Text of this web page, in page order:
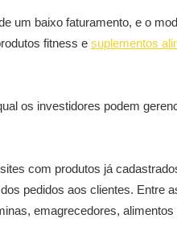
um baixo faturamento, e o
fitness e suplementos
os investidores podem
com produtos já
pedidos aos clientes. Entre
emagrecedores, alimentos